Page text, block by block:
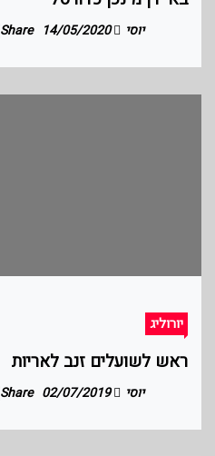
יוסי 14/05/2020
Share
יורוליג
ראש לשועלים זנב לאריות
יוסי 02/07/2019
Share